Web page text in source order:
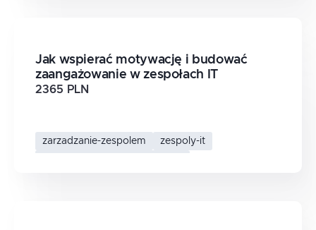
Jak wspierać motywację i budować
zaangażowanie w zespołach IT
2365 PLN
zarzadzanie-zespolem
zespoly-it